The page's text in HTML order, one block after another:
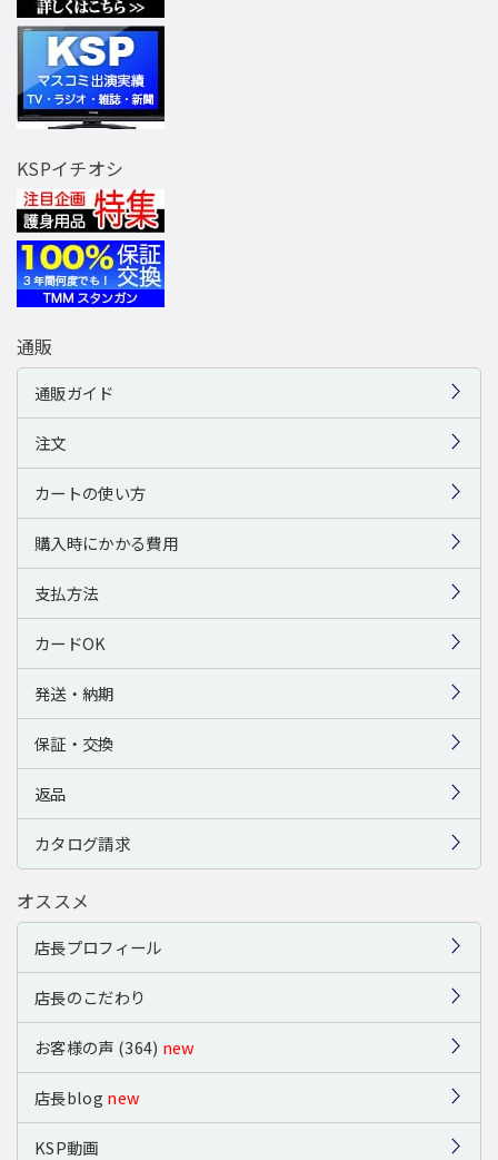
KSPイチオシ
通販
通販ガイド
注文
カートの使い方
購入時にかかる費用
支払方法
カードOK
発送・納期
保証・交換
返品
カタログ請求
オススメ
店長プロフィール
店長のこだわり
お客様の声 (364) new
店長blog new
KSP動画